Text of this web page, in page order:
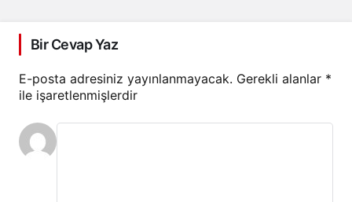
Bir Cevap Yaz
E-posta adresiniz yayınlanmayacak. Gerekli alanlar *
ile işaretlenmişlerdir